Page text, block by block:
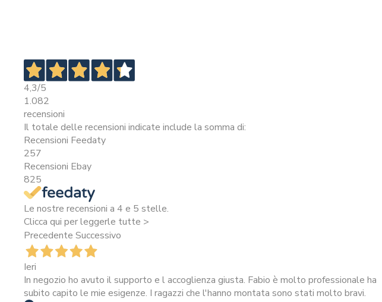
4,3/5
1.082
recensioni
Il totale delle recensioni indicate include la somma di:
Recensioni Feedaty
257
Recensioni Ebay
825
Le nostre recensioni a 4 e 5 stelle.
Clicca qui per leggerle tutte >
Precedente Successivo
Ieri
In negozio ho avuto il supporto e l accoglienza giusta. Fabio è molto professionale ha
subito capito le mie esigenze. I ragazzi che l'hanno montata sono stati molto bravi.